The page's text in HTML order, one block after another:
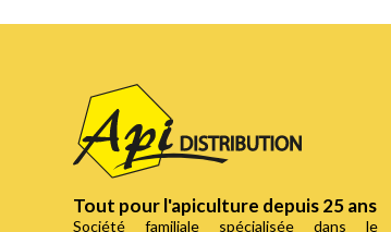
Tout pour l'apiculture depuis 25 ans
Société familiale spécialisée dans le